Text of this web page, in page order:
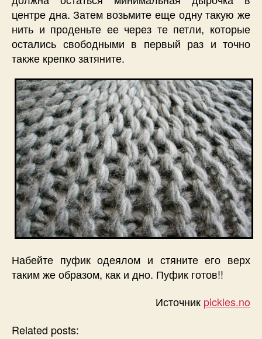
центре дна. Затем возьмите еще одну такую же
нить и проденьте ее через те петли, которые
остались свободными в первый раз и точно
также крепко затяните.
Набейте пуфик одеялом и стяните его верх
таким же образом, как и дно. Пуфик готов!!
Источник pickles.no
Related posts: